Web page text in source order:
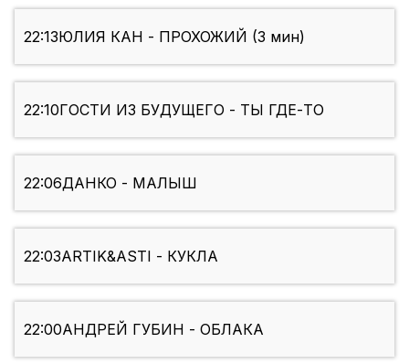
22:13ЮЛИЯ КАН - ПРОХОЖИЙ (3 мин)
22:10ГОСТИ ИЗ БУДУЩЕГО - ТЫ ГДЕ-ТО
22:06ДАНКО - МАЛЫШ
22:03ARTIK&ASTI - КУКЛА
22:00АНДРЕЙ ГУБИН - ОБЛАКА